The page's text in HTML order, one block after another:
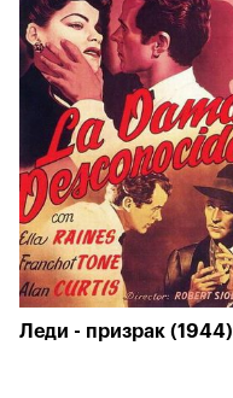
Леди - призрак (1944)